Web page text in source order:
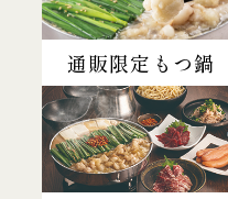
通販限定もつ鍋